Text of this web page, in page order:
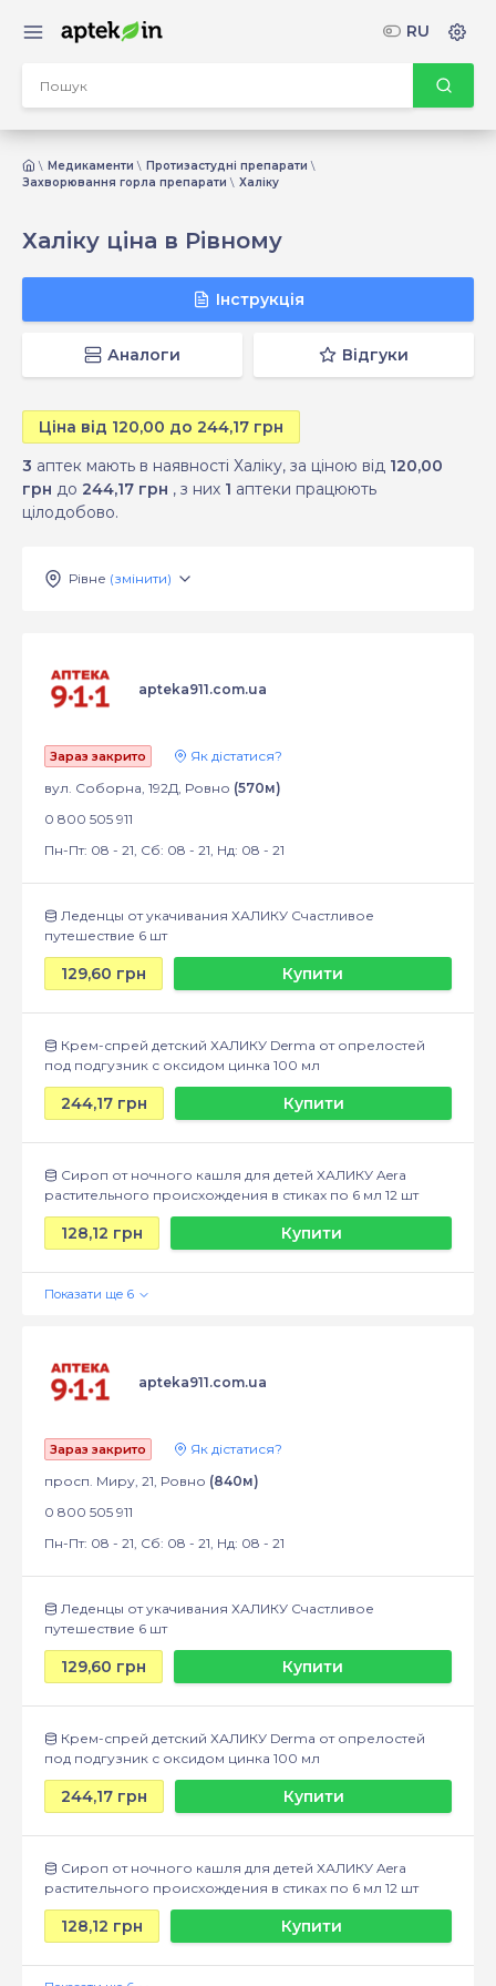
Медикаменти
Протизастудні препарати
Захворювання горла препарати
Халіку
Халіку ціна в Рівному
Інструкція
Аналоги Відгуки
Ціна від 120,00 до 244,17 грн
3 аптек мають в наявності Халіку, за ціною від 120,00
грн до 244,17 грн , з них 1 аптеки працюють
цілодобово.
Рівне (змінити)
apteka911.com.ua
Зараз закрито
Як дістатися?
вул. Соборна, 192Д, Ровно (570м)
0 800 505 911
Пн-Пт: 08 - 21, Сб: 08 - 21, Нд: 08 - 21
Леденцы от укачивания ХАЛИКУ Счастливое
путешествие 6 шт
129,60 грн Купити
Крем-спрей детский ХАЛИКУ Derma от опрелостей
под подгузник с оксидом цинка 100 мл
244,17 грн Купити
Сироп от ночного кашля для детей ХАЛИКУ Aera
растительного происхождения в стиках по 6 мл 12 шт
128,12 грн Купити
apteka911.com.ua
Зараз закрито
Як дістатися?
просп. Миру, 21, Ровно (840м)
0 800 505 911
Пн-Пт: 08 - 21, Сб: 08 - 21, Нд: 08 - 21
Леденцы от укачивания ХАЛИКУ Счастливое
путешествие 6 шт
129,60 грн Купити
Крем-спрей детский ХАЛИКУ Derma от опрелостей
под подгузник с оксидом цинка 100 мл
244,17 грн Купити
Сироп от ночного кашля для детей ХАЛИКУ Aera
растительного происхождения в стиках по 6 мл 12 шт
128,12 грн Купити
RU